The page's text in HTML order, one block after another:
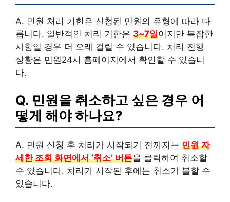
A. 민원 처리 기한은 신청된 민원의 유형에 따라 다
릅니다. 일반적인 처리 기한은 3~7일이지만 복잡한
사항일 경우 더 오래 걸릴 수 있습니다. 처리 진행
상황은 민원24시 홈페이지에서 확인할 수 있습니
다.
Q. 민원을 취소하고 싶은 경우 어
떻게 해야 하나요?
A. 민원 신청 후 처리가 시작되기 전까지는 민원 자
세한 조회 화면에서 ‘취소’ 버튼을 클릭하여 취소할
수 있습니다. 처리가 시작된 후에는 취소가 불할 수
있습니다.